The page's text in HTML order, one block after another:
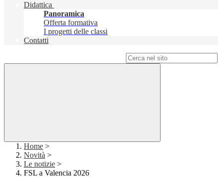
Didattica
Panoramica
Offerta formativa
I progetti delle classi
Contatti
Home >
Novità >
Le notizie >
FSL a Valencia 2026